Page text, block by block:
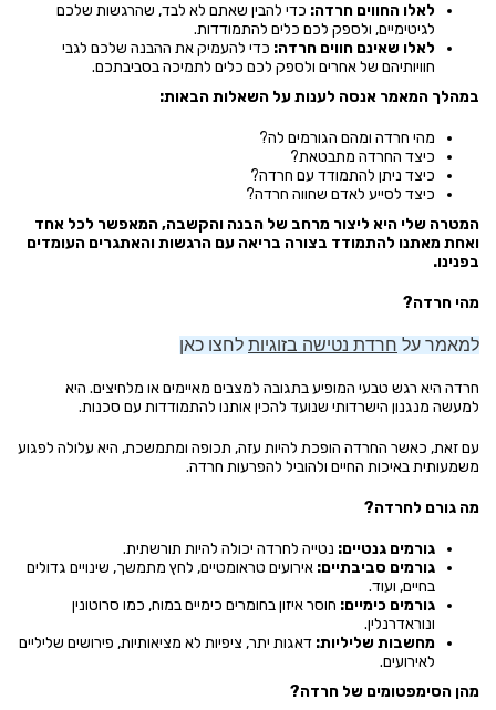
לאלו החווים חרדה: כדי להבין שאתם לא לבד, שהרגשות שלכם
לגיטימיים, ולספק לכם כלים להתמודדות.
לאלו שאינם חווים חרדה: כדי להעמיק את ההבנה שלכם לגבי
חוויותיהם של אחרים ולספק לכם כלים לתמיכה בסביבתכם.
במהלך המאמר אנסה לענות על השאלות הבאות:
מהי חרדה ומהם הגורמים לה?
כיצד החרדה מתבטאת?
כיצד ניתן להתמודד עם חרדה?
כיצד לסייע לאדם שחווה חרדה?
המטרה שלי היא ליצור מרחב של הבנה והקשבה, המאפשר לכל אחד
ואחת מאתנו להתמודד בצורה בריאה עם הרגשות והאתגרים העומדים
בפנינו.
מהי חרדה?
למאמר על חרדת נטישה בזוגיות לחצו כאן
חרדה היא רגש טבעי המופיע בתגובה למצבים מאיימים או מלחיצים. היא
למעשה מנגנון הישרדותי שנועד להכין אותנו להתמודדות עם סכנות.
עם זאת, כאשר החרדה הופכת להיות עזה, תכופה ומתמשכת, היא עלולה לפגוע
משמעותית באיכות החיים ולהוביל להפרעות חרדה.
מה גורם לחרדה?
גורמים גנטיים: נטייה לחרדה יכולה להיות תורשתית.
גורמים סביבתיים: אירועים טראומטיים, לחץ מתמשך, שינויים גדולים
בחיים, ועוד.
גורמים כימיים: חוסר איזון בחומרים כימיים במוח, כמו סרוטונין
ונוראדרנלין.
מחשבות שליליות: דאגות יתר, ציפיות לא מציאותיות, פירושים שליליים
לאירועים.
מהן הסימפטומים של חרדה?